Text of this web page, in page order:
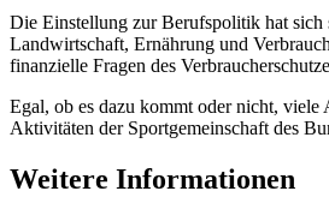
Die Einstellung zur Berufspolitik hat sich
Landwirtschaft, Ernährung und
finanzielle Fragen des
Egal, ob es dazu kommt oder nicht, viele
Aktivitäten der Sportgemeinschaft des
Weitere Informationen